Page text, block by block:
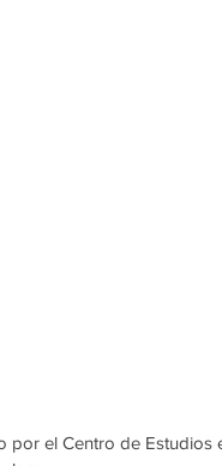
por el Centro de Estudios